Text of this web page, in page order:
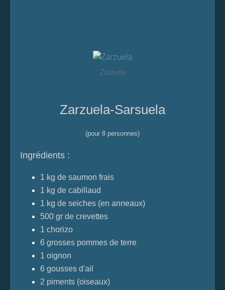
Zarzuela
Zarzuela-Sarsuela
(pour 8 personnes)
Ingrédients :
1 kg de saumon frais
1 kg de cabillaud
1 kg de seiches (en anneaux)
500 gr de crevettes
1 chorizo
6 grosses pommes de terre
1 oignon
6 gousses d'ail
2 piments (oiseaux)